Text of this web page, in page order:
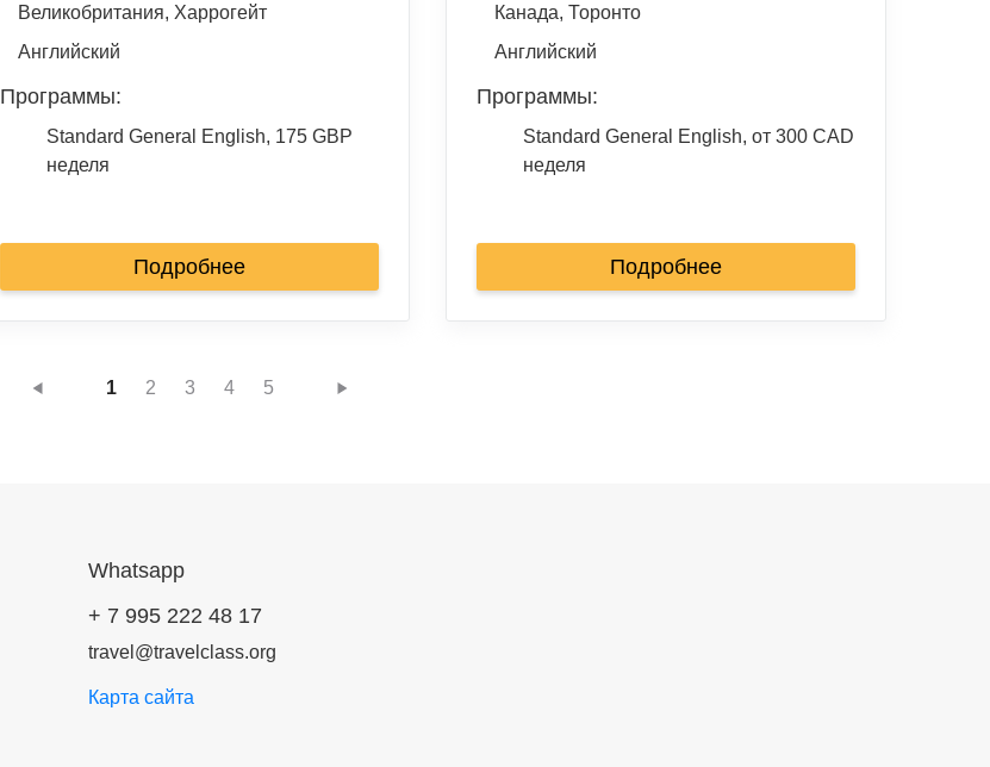
Великобритания, Харрогейт
Английский
Программы:
Standard General English, 175 GBP
неделя
Подробнее
Канада, Торонто
Английский
Программы:
Standard General English, от 300 CAD
неделя
Подробнее
1 2 3 4 5
Whatsapp
+ 7 995 222 48 17
travel@travelclass.org
Карта сайта